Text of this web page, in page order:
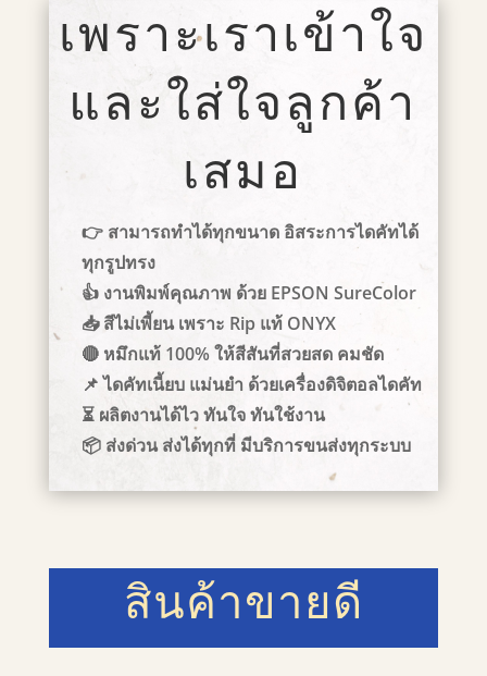
เพราะเราเข้าใจ
และใส่ใจลูกค้า
เสมอ
👉 สามารถทำได้ทุกขนาด อิสระการไดคัทได้
ทุกรูปทรง
👍 งานพิมพ์คุณภาพ ด้วย EPSON SureColor
📥สีไม่เพี้ยน เพราะ Rip แท้ ONYX
🔴 หมึกแท้ 100% ให้สีสันที่สวยสด คมชัด
📌ไดคัทเนี้ยบ แม่นยำ ด้วยเครื่องดิจิตอลไดคัท
⏳ ผลิตงานได้ไว ทันใจ ทันใช้งาน
📦 ส่งด่วน ส่งได้ทุกที่ มีบริการขนส่งทุกระบบ
สินค้าขายดี